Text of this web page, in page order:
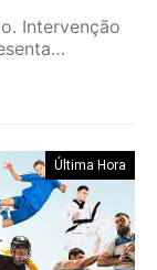
Intervenção
Última Hora